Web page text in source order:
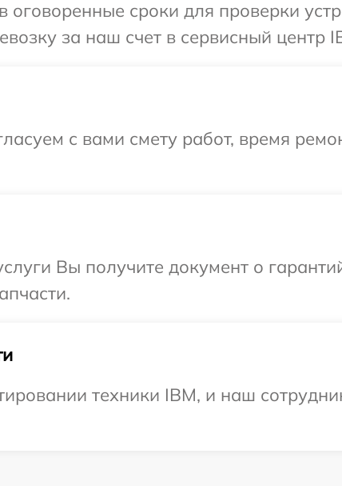
оговоренные сроки для проверки
за наш счет в сервисный центр
с вами смету работ, время
Вы получите документ о
техники IBM, и наш